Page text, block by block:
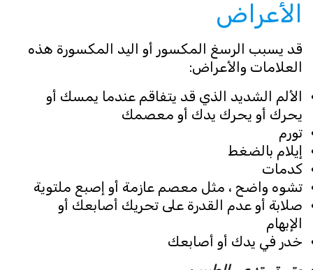
الأعراض
قد يسبب الرسغ المكسور أو اليد المكسورة هذه
العلامات والأعراض:
الألم الشديد الذي قد يتفاقم عندما يمسك أو
يحرك أو يحرك يدك أو معصمك
تورم
إيلام بالضغط
كدمات
تشوه واضح ، مثل معصم عازمة أو إصبع ملتوية
صلابة أو عدم القدرة على تحريك أصابعك أو
الإبهام
خدر في يدك أو أصابعك